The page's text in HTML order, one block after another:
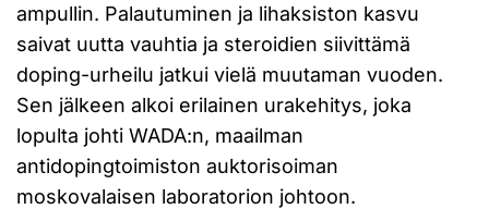
ampullin. Palautuminen ja lihaksiston kasvu
saivat uutta vauhtia ja steroidien siivittämä
doping-urheilu jatkui vielä muutaman vuoden.
Sen jälkeen alkoi erilainen urakehitys, joka
lopulta johti WADA:n, maailman
antidopingtoimiston auktorisoiman
moskovalaisen laboratorion johtoon.